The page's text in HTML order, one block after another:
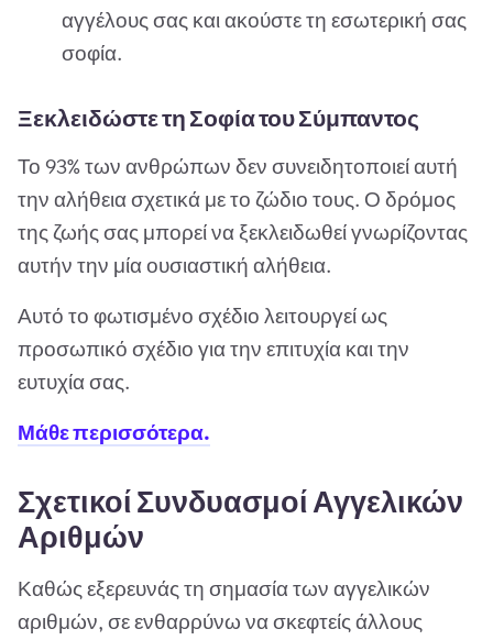
αγγέλους σας και ακούστε τη εσωτερική σας
σοφία.
Ξεκλειδώστε τη Σοφία του Σύμπαντος
Το 93% των ανθρώπων δεν συνειδητοποιεί αυτή
την αλήθεια σχετικά με το ζώδιο τους. Ο δρόμος
της ζωής σας μπορεί να ξεκλειδωθεί γνωρίζοντας
αυτήν την μία ουσιαστική αλήθεια.
Αυτό το φωτισμένο σχέδιο λειτουργεί ως
προσωπικό σχέδιο για την επιτυχία και την
ευτυχία σας.
Μάθε περισσότερα.
Σχετικοί Συνδυασμοί Αγγελικών
Αριθμών
Καθώς εξερευνάς τη σημασία των αγγελικών
αριθμών, σε ενθαρρύνω να σκεφτείς άλλους